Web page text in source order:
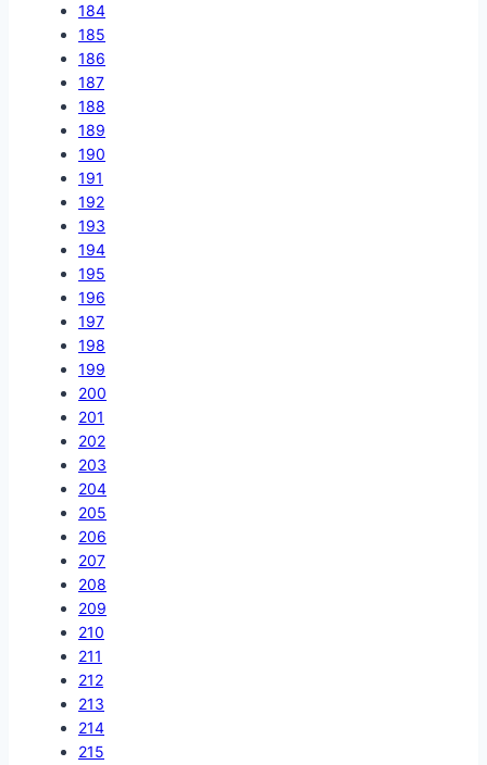
184
185
186
187
188
189
190
191
192
193
194
195
196
197
198
199
200
201
202
203
204
205
206
207
208
209
210
211
212
213
214
215